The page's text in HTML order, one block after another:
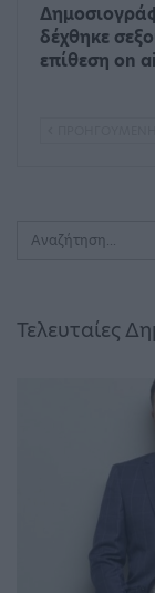
δέχθηκε
επίθεση on
Τελευταίες